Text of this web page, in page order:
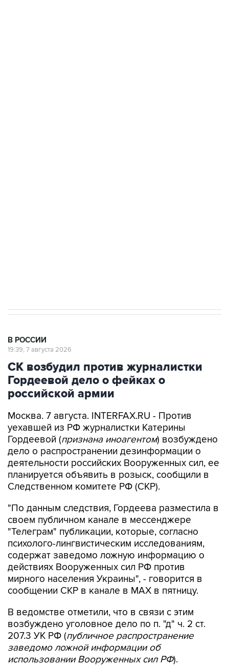
В РОССИИ
19:39, 7 августа 2026
СК возбудил против журналистки
Гордеевой дело о фейках о
российской армии
Москва. 7 августа. INTERFAX.RU - Против
уехавшей из РФ журналистки Катерины
Гордеевой (признана иноагентом) возбуждено
дело о распространении дезинформации о
деятельности российских Вооруженных сил, ее
планируется объявить в розыск, сообщили в
Следственном комитете РФ (СКР).
"По данным следствия, Гордеева разместила в
своем публичном канале в мессенджере
"Телеграм" публикации, которые, согласно
психолого-лингвистическим исследованиям,
содержат заведомо ложную информацию о
действиях Вооруженных сил РФ против
мирного населения Украины", - говорится в
сообщении СКР в канале в MAX в пятницу.
В ведомстве отметили, что в связи с этим
возбуждено уголовное дело по п. "д" ч. 2 ст.
207.3 УК РФ (публичное распространение
заведомо ложной информации об
использовании Вооруженных сил РФ).